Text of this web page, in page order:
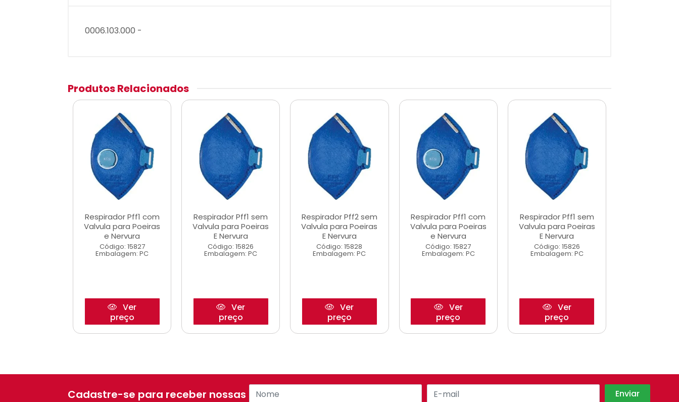
0006.103.000 -
Produtos Relacionados
Respirador Pff1 com
Valvula para Poeiras
e Nervura
Código: 15827
Embalagem: PC
Ver
preço
Respirador Pff1 sem
Valvula para Poeiras
E Nervura
Código: 15826
Embalagem: PC
Ver
preço
Respirador Pff2 sem
Valvula para Poeiras
E Nervura
Código: 15828
Embalagem: PC
Ver
preço
Respirador Pff1 com
Valvula para Poeiras
e Nervura
Código: 15827
Embalagem: PC
Ver
preço
Respirador Pff1 sem
Valvula para Poeiras
E Nervura
Código: 15826
Embalagem: PC
Ver
preço
Cadastre-se para receber nossas ofertas!